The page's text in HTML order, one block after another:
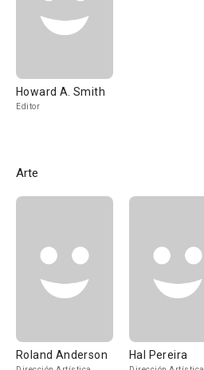
Howard A. Smith
Editor
Arte
Roland Anderson Hal Pereira